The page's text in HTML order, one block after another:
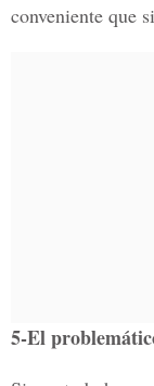
conveniente que
5-El